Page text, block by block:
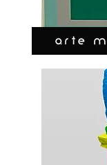
ARTE